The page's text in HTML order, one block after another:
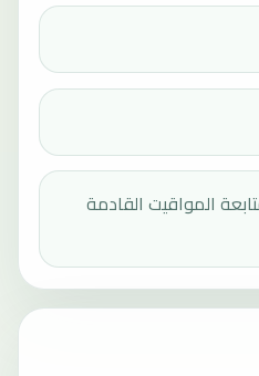
متابعة المواقيت القادمة